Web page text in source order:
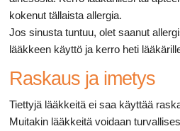
kokenut tällaista allergia.
Jos sinusta tuntuu, olet saanut
lääkkeen käyttö ja kerro heti
Raskaus ja imetys
Tiettyjä lääkkeitä ei saa käyttää
Muitakin lääkkeitä voidaan